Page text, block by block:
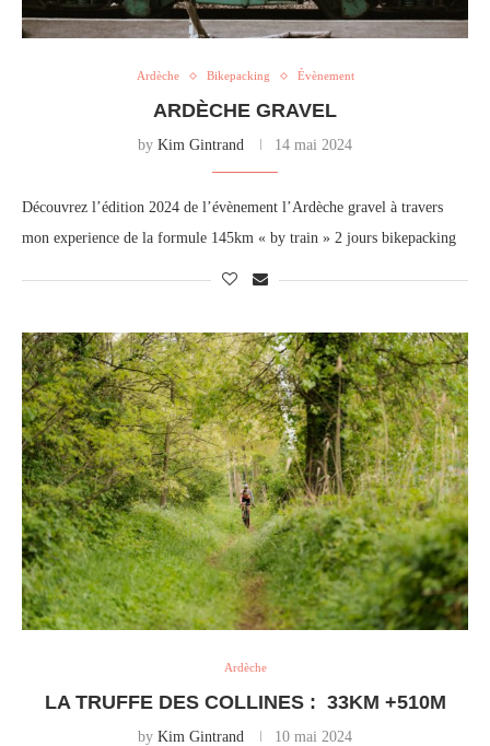
Ardèche Bikepacking Évènement
ARDÈCHE GRAVEL
by Kim Gintrand 14 mai 2024
Découvrez l’édition 2024 de l’évènement l’Ardèche gravel à travers
mon experience de la formule 145km « by train » 2 jours bikepacking
Ardèche
LA TRUFFE DES COLLINES : 33KM +510M
by Kim Gintrand 10 mai 2024